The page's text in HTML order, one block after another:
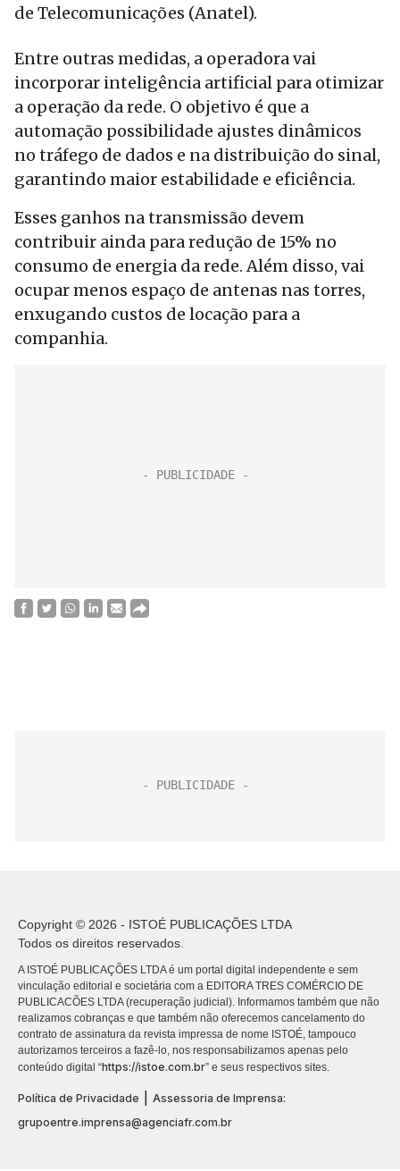
de Telecomunicações (Anatel).
Entre outras medidas, a operadora vai
incorporar inteligência artificial para otimizar
a operação da rede. O objetivo é que a
automação possibilidade ajustes dinâmicos
no tráfego de dados e na distribuição do sinal,
garantindo maior estabilidade e eficiência.
Esses ganhos na transmissão devem
contribuir ainda para redução de 15% no
consumo de energia da rede. Além disso, vai
ocupar menos espaço de antenas nas torres,
enxugando custos de locação para a
companhia.
Copyright © 2026 - ISTOÉ PUBLICAÇÕES LTDA
Todos os direitos reservados.
A ISTOÉ PUBLICAÇÕES LTDA é um portal digital independente e sem
vinculação editorial e societária com a EDITORA TRES COMÉRCIO DE
PUBLICACÕES LTDA (recuperação judicial). Informamos também que não
realizamos cobranças e que também não oferecemos cancelamento do
contrato de assinatura da revista impressa de nome ISTOÉ, tampouco
autorizamos terceiros a fazê-lo, nos responsabilizamos apenas pelo
conteúdo digital “https://istoe.com.br” e seus respectivos sites.
Política de Privacidade
Assessoria de Imprensa:
grupoentre.imprensa@agenciafr.com.br